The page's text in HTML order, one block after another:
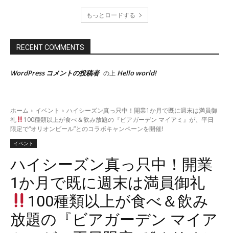
もっとロードする
RECENT COMMENTS
WordPress コメントの投稿者 の上 Hello world!